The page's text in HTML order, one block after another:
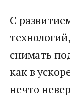
С
снимать
как в
нечто